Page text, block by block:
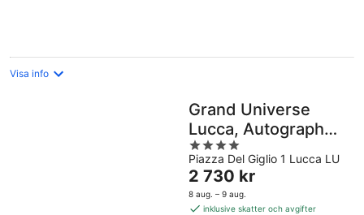
Visa info
Grand Universe
Lucca, Autograph
Collection
4
out
of
5
Piazza Del Giglio 1 Lucca LU
Priset
är
2 730 kr
2 730 kr
8 aug. – 9 aug.
inklusive skatter och avgifter